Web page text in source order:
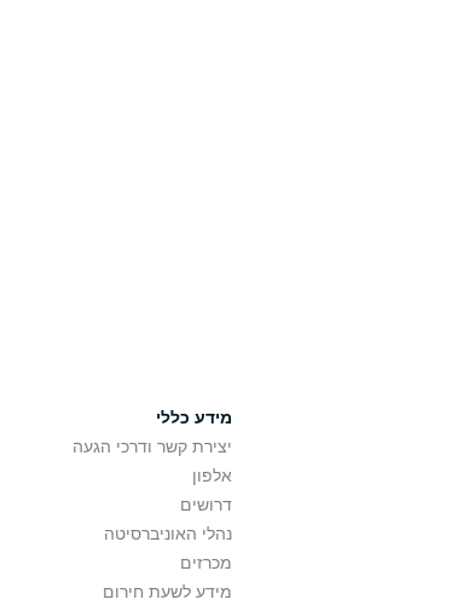
מידע כללי
יצירת קשר ודרכי הגעה
אלפון
דרושים
נהלי האוניברסיטה
מכרזים
מידע לשעת חירום